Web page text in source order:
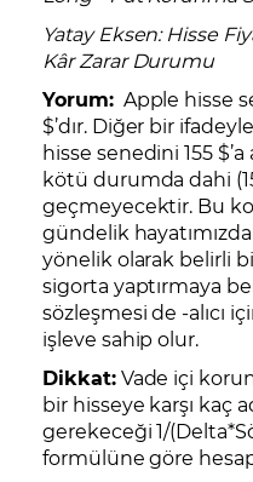
Yatay Eksen: Hisse
Kâr Zarar Durumu
Yorum:Apple hisse
$’dır. Diğer bir
hisse senedini 155
kötü durumda dahi
geçmeyecektir. Bu
gündelik
yönelik olarak belirli
sigorta yaptırmaya
sözleşmesi de -alıcı
işleve sahip olur.
Dikkat:Vade içi
bir hisseye karşı kaç
gerekeceği 1/
formülüne göre